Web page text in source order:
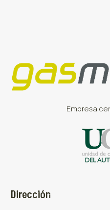
Empresa
Dirección